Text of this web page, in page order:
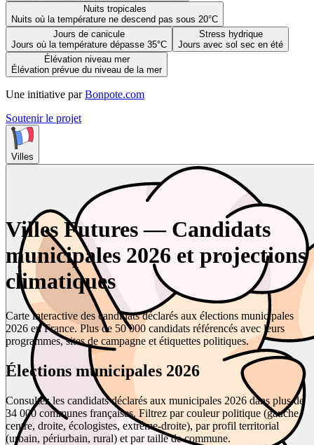
Nuits tropicales
Nuits où la température ne descend pas sous 20°C
Jours de canicule
Jours où la température dépasse 35°C
Stress hydrique
Jours avec sol sec en été
Élévation niveau mer
Élévation prévue du niveau de la mer
Une initiative par Bonpote.com
Soutenir le projet
Villes
Villes Futures — Candidats
municipales 2026 et projections
climatiques
Carte interactive des candidats déclarés aux élections municipales
2026 en France. Plus de 50 000 candidats référencés avec leurs
programmes, sites de campagne et étiquettes politiques.
Élections municipales 2026
Consultez les candidats déclarés aux municipales 2026 dans plus de
34 000 communes françaises. Filtrez par couleur politique (gauche,
centre, droite, écologistes, extrême-droite), par profil territorial
(urbain, périurbain, rural) et par taille de commune.